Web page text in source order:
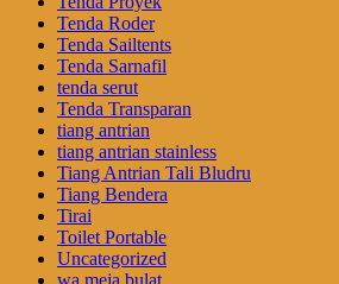
Tenda Roder
Tenda Sailtents
Tenda Sarnafil
tenda serut
Tenda Transparan
tiang antrian
tiang antrian stainless
Tiang Antrian Tali Bludru
Tiang Bendera
Tirai
Toilet Portable
Uncategorized
wa meja bulat